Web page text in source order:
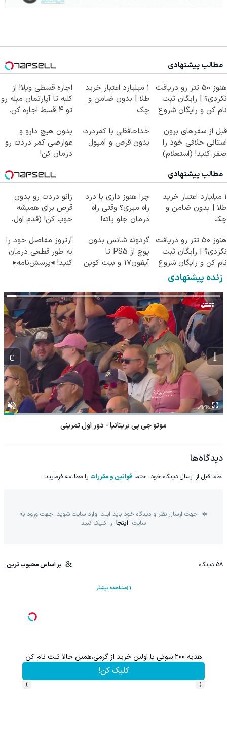
مطالب پیشنهادی
هنوز 50 تتر رو دریافت
نکردی؟ | رایگان ثبت
نام کن و رایگان شروع
۱ میلیارد اعتبار خرید
طلا | بدون ضامن و
چک
اجاره‌ قسطی ویلا! از
کلبه تا آپارتمان مبله رو
تو 4 قسط اجاره کن.
قبل از سفرهای برون
استانی خلافی خود را
صفر کنید! (استعلام)
خداحافظی با کمردرد،
بدون قرص و آمپول
بدون هیچ دارو و
عوارضی کمر دردت رو
درمان کن!
مطالب پیشنهادی
۱ میلیارد اعتبار خرید
طلا | بدون ضامن و
چک
چرا هنوز داری با درد
راه میری؟ وقتی راه
درمان جلو پاته!
زانو دردت رو بدون
قرص برای همیشه
خوب کن! (قدم اول،
هنوز 50 تتر رو دریافت
نکردی؟ | رایگان ثبت
نام کن و رایگان شروع
کن!
گردونه شانس بدون
پوچ از PS5 تا
آیفون17 و بیت کوین
آرتروز مفاصل خود را
به طور قطعی درمان
کنید! ◂پرسش‌نامه▸
زنده پیشنهادی
موتو جی پی بریتانیا - دور اول تمرینی
دیدگاه‌ها
لطفا قبل از ارسال دیدگاه خود، حتما قوانین و مقررات را مطالعه فرمایید.
جهت ارسال نظر و دیدگاه خود باید ابتدا وارد سایت شوید. جهت ورود به
سایت اینجا را کلیک کنید
58 دیدگاه بر اساس محبوب ترین
مشاهده بیشتر
هم سرمایه گذاری میکنی هم نقره هدیه میگیری ؛ثبت نام کن
کلیک کن!
‹
›